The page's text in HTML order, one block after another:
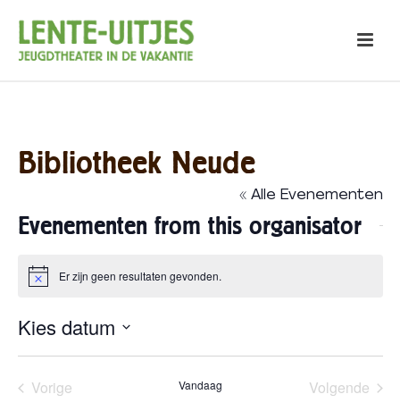
Bibliotheek Neude
« Alle Evenementen
Evenementen from this organisator
BerichtEr zijn geen resultaten gevonden.
Kies datum
datum.
Vorige
Vandaag
Volgende